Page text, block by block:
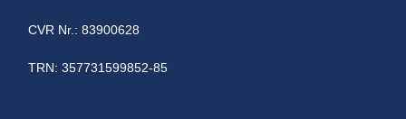
CVR Nr.: 83900628
TRN: 357731599852-85